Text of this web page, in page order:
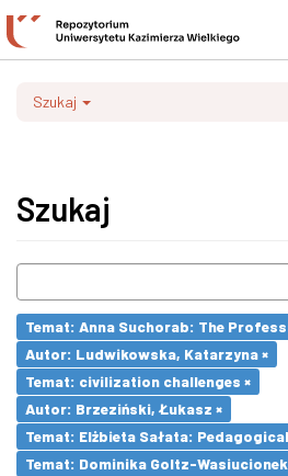
Szukaj
Szukaj
Temat: Anna Suchorab: The
Autor: Ludwikowska, Katarzyna ×
Temat: civilization challenges ×
Autor: Brzeziński, Łukasz ×
Temat: Elżbieta Sałata:
Temat: Dominika Goltz-